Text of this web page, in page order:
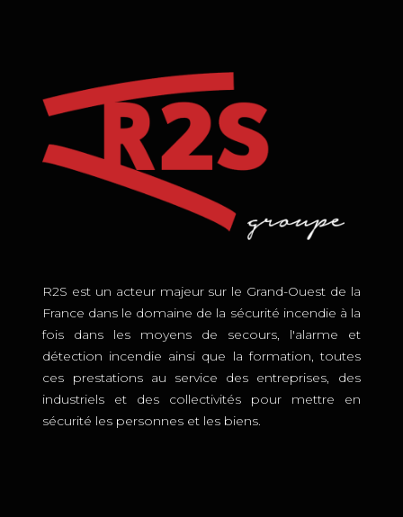
R2S est un acteur majeur sur le Grand-Ouest de la
France dans le domaine de la sécurité incendie à la
fois dans les moyens de secours, l'alarme et
détection incendie ainsi que la formation, toutes
ces prestations au service des entreprises, des
industriels et des collectivités pour mettre en
sécurité les personnes et les biens.